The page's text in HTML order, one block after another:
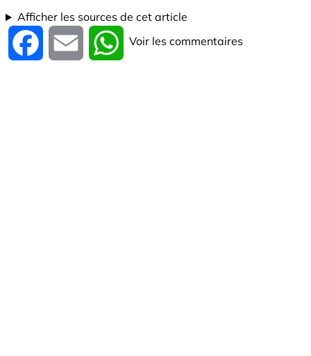
Afficher les sources de cet article
Facebook Email WhatsApp
Voir les commentaires